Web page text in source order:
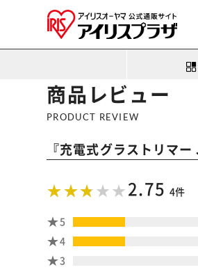
商品レビュー
PRODUCT REVIEW
『充電式グラストリマ
2.75 4件
5
4
3